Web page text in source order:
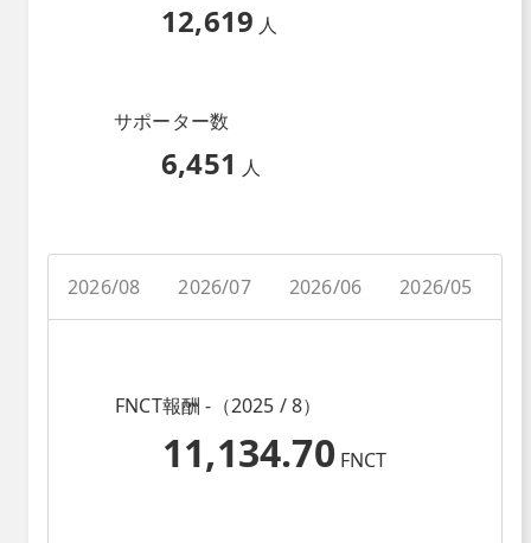
12,619 人
サポーター数
6,451 人
2026/08 2026/07 2026/06 2026/05
FNCT報酬 -（2025 / 8）
11,134.70 FNCT